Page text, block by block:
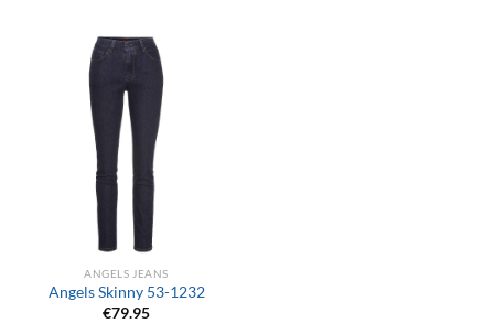
ANGELS JEANS
Angels Skinny 53-1232
€79.95